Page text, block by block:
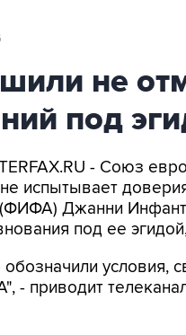
не
под
- Союз
испытывает
Джанни
под ее
условия,
- приводит